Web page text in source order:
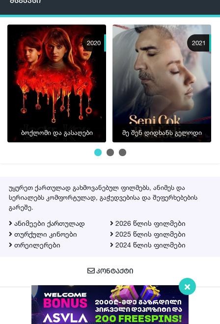
2020
ბოქლომი და გასაღები
2021
მე შენ დიდხანს გელოდი
უყურეთ ქართულად გახმოვანებულ ფილმებს, ანიმეს და
სერიალებს კომფორტულად, გაჭედვებისა და შეფერხებების
გარეშე.
ანიმეები ქართულად
თურქული კინოები
თრეილერები
2026 წლის ფილმები
2025 წლის ფილმები
2024 წლის ფილმები
ᲙᲝᲜᲢᲐᲥᲢᲘ
Qartulad.in © 2026